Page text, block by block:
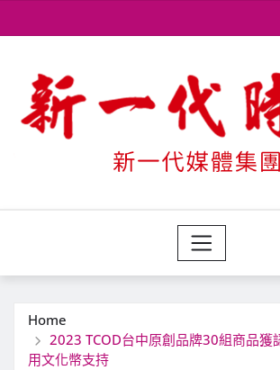
to
Home
2023 TCOD台中原創品牌30組商品獲
用文化幣支持